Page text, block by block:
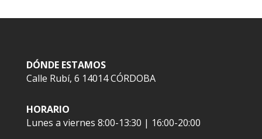
DÓNDE ESTAMOS
Calle Rubí, 6 14014 CÓRDOBA
HORARIO
Lunes a viernes 8:00-13:30 | 16:00-20:00